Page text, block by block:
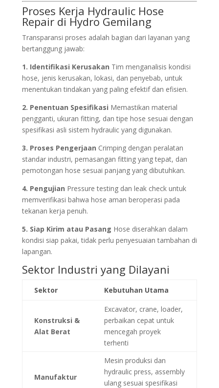
Proses Kerja Hydraulic Hose
Repair di Hydro Gemilang
Transparansi proses adalah bagian dari layanan yang
bertanggung jawab:
1. Identifikasi Kerusakan Tim menganalisis kondisi
hose, jenis kerusakan, lokasi, dan penyebab, untuk
menentukan tindakan yang paling efektif dan efisien.
2. Penentuan Spesifikasi Memastikan material
pengganti, ukuran fitting, dan tipe hose sesuai dengan
spesifikasi asli sistem hydraulic yang digunakan.
3. Proses Pengerjaan Crimping dengan peralatan
standar industri, pemasangan fitting yang tepat, dan
pemotongan hose sesuai panjang yang dibutuhkan.
4. Pengujian Pressure testing dan leak check untuk
memverifikasi bahwa hose aman beroperasi pada
tekanan kerja penuh.
5. Siap Kirim atau Pasang Hose diserahkan dalam
kondisi siap pakai, tidak perlu penyesuaian tambahan di
lapangan.
Sektor Industri yang Dilayani
Sektor Kebutuhan Utama
Konstruksi &
Alat Berat
Excavator, crane, loader,
perbaikan cepat untuk
mencegah proyek
terhenti
Manufaktur
Mesin produksi dan
hydraulic press, assembly
ulang sesuai spesifikasi